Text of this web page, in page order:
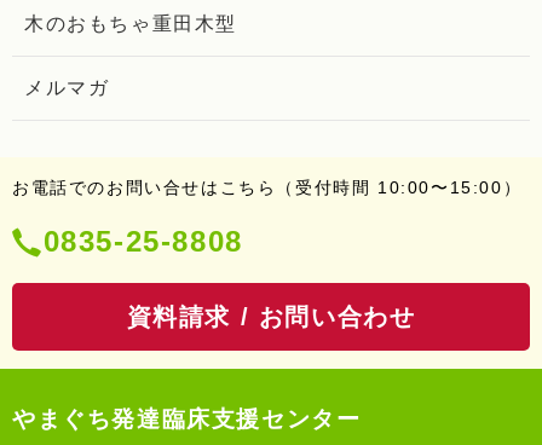
木のおもちゃ重田木型
メルマガ
お電話でのお問い合せはこちら（受付時間 10:00〜15:00）
電
番
号：
0835-25-8808
資料請求 / お問い合わせ
やまぐち発達臨床支援センター